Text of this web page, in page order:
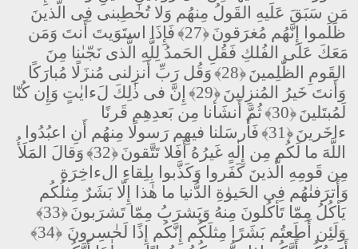
مَن سَبَقَ عَلَيهِ القَولُ مِنهُم وَلا تُخٰطِبنى فِى الَّذينَ
ظَلَموا إِنَّهُم مُغرَقونَ﴿27﴾
فَإِذَا استَوَيتَ أَنتَ وَمَن
مَعَكَ عَلَى الفُلكِ فَقُلِ الحَمدُ لِلَّهِ الَّذى نَجّىٰنا مِنَ
القَومِ الظّٰلِمينَ﴿28﴾
وَقُل رَبِّ أَنزِلنى مُنزَلًا مُبارَكًا
وَأَنتَ خَيرُ المُنزِلينَ﴿29﴾
إِنَّ فى ذٰلِكَ لَءايٰتٍ وَإِن كُنّا
لَمُبتَلينَ﴿30﴾
ثُمَّ أَنشَأنا مِن بَعدِهِم قَرنًا
ءاخَرينَ﴿31﴾
فَأَرسَلنا فيهِم رَسولًا مِنهُم أَنِ اعبُدُوا
اللَّهَ ما لَكُم مِن إِلٰهٍ غَيرُهُ أَفَلا تَتَّقونَ﴿32﴾
وَقالَ المَلَأُ
مِن قَومِهِ الَّذينَ كَفَروا وَكَذَّبوا بِلِقاءِ الءاخِرَةِ
وَأَترَفنٰهُم فِى الحَيوٰةِ الدُّنيا ما هٰذا إِلّا بَشَرٌ مِثلُكُم
يَأكُلُ مِمّا تَأكُلونَ مِنهُ وَيَشرَبُ مِمّا تَشرَبونَ﴿33﴾
وَلَئِن أَطَعتُم بَشَرًا مِثلَكُم إِنَّكُم إِذًا لَخٰسِرونَ ﴿34﴾